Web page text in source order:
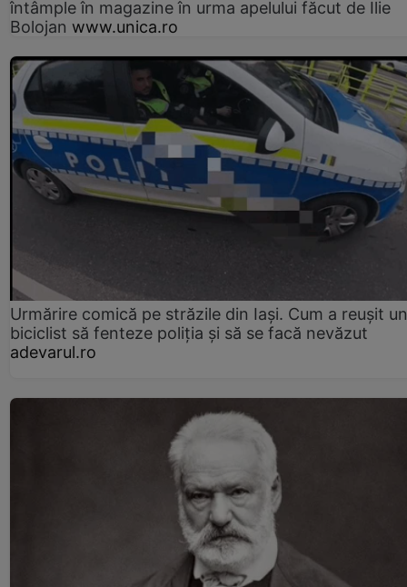
întâmple în magazine în urma apelului făcut de Ilie
Bolojan www.unica.ro
Urmărire comică pe străzile din Iași. Cum a reușit un
biciclist să fenteze poliția și să se facă nevăzut
adevarul.ro